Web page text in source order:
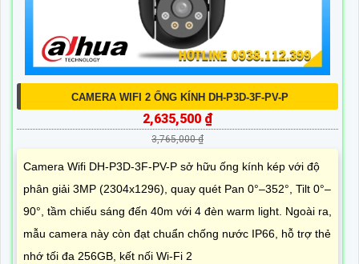
CAMERA WIFI 2 ỐNG KÍNH DH-P3D-3F-PV-P
2,635,500 ₫
3,765,000 ₫
Camera Wifi DH-P3D-3F-PV-P sở hữu ống kính kép với độ
phân giải 3MP (2304x1296), quay quét Pan 0°–352°, Tilt 0°–
90°, tầm chiếu sáng đến 40m với 4 đèn warm light. Ngoài ra,
mẫu camera này còn đạt chuẩn chống nước IP66, hỗ trợ thẻ
nhớ tối đa 256GB, kết nối Wi-Fi 2